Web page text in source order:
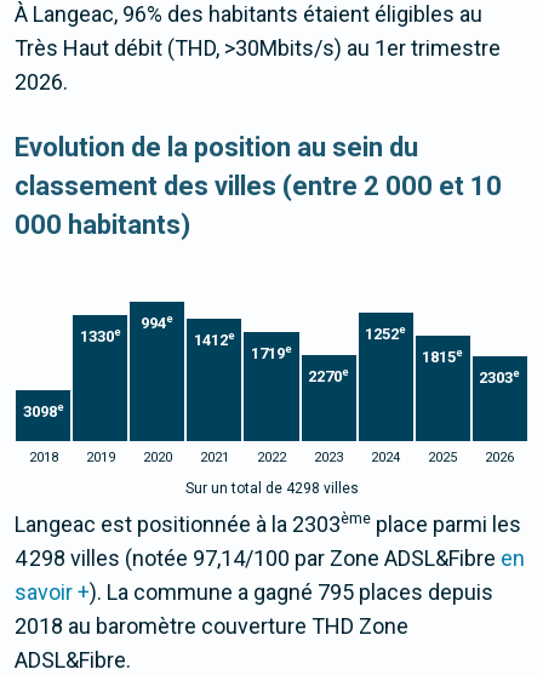
À Langeac, 96% des habitants étaient éligibles au
Très Haut débit (THD, >30Mbits/s) au 1er trimestre
2026.
Evolution de la position au sein du
classement des villes (entre 2 000 et 10
000 habitants)
3098e
1330e 994e
1412e
1719e
2270e
1252e
1815e
2303e
2018 2019 2020 2021 2022 2023 2024 2025 2026
Sur un total de 4298 villes
Langeac est positionnée à la 2303ème place parmi les
4 298 villes (notée 97,14/100 par Zone ADSL&Fibre en
savoir +). La commune a gagné 795 places depuis
2018 au baromètre couverture THD Zone
ADSL&Fibre.